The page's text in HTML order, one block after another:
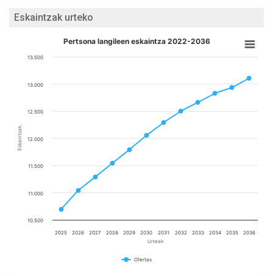
Eskaintzak urteko
Urteak
Eskaintzak
Pertsona langileen eskaintza 2022-2036
Ofertas
2025 2026 2027 2028 2029 2030 2031 2032 2033 2034 2035 2036
10.500
11.000
11.500
12.000
12.500
13.000
13.500